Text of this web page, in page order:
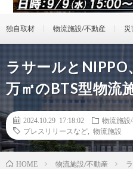
独自取材 物流施設/不動産
ラサールとNIPPO
万㎡のBTS型物流
2024.10.29 17:18:02
物流施設
プレスリリースなど
物流施設
HOME 物流施設/不動産